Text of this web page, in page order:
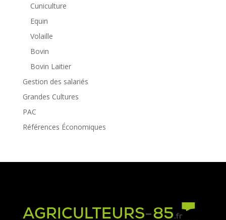
Cuniculture
Equin
Volaille
Bovin
Bovin Laitier
Gestion des salariés
Grandes Cultures
PAC
Références Économiques